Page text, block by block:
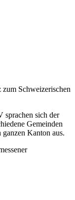
Schweizerischen
sprachen sich der
Gemeinden
Kanton aus.